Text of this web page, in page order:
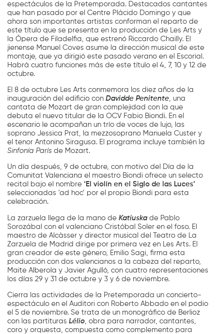
espectáculos de la Pretemporada. Destacados cantantes
que han pasado por el Centre Plácido Domingo y que
ahora son importantes artistas conforman el reparto de
este título que se presenta en la producción de Les Arts y
la Ópera de Filadelfia, que estrenó Riccardo Chailly. El
jienense Manuel Coves asume la dirección musical de este
montaje, que ya dirigió este pasado verano en el Escorial.
Habrá cuatro funciones más de este título el 4, 7, 10 y 12 de
octubre.
El 8 de octubre Les Arts conmemora los diez años de la
inauguración del edificio conDavidde Penitente, una
cantata de Mozart de gran complejidad con la que
debuta el nuevo titular de la OCV Fabio Biondi. En el
escenario le acompañan un trío de voces de lujo, las
soprano Jessica Prat, la mezzosoprano Manuela Custer y
el tenor Antonino Siragusa. El programa incluye también la
Sinfonía París de Mozart.
Un día después, 9 de octubre, con motivo del Día de la
Comunitat Valenciana el maestro Biondi ofrece un selecto
recital bajo el nombre ‘El violín en el Siglo de las Luces’
seleccionadas ‘ad hoc’ por el propio Biondi para esta
celebración.
La zarzuela llega de la mano deKatiuska de Pablo
Sorozábal con el valenciano Cristóbal Soler en el foso. El
maestro de Alcàsser y director musical del Teatro de La
Zarzuela de Madrid dirige por primera vez en Les Arts. El
gran creador de este género, Emilio Sagi, firma esta
producción con dos valencianos a la cabeza del reparto,
Maite Alberola y Javier Agulló, con cuatro representaciones
los días 29 y 31 de octubre y 3 y 6 de noviembre.
Cierra las actividades de la Pretemporada un concierto-
espectáculo en el Auditori con Roberto Abbado en el podio
el 5 de noviembre. Se trata de un monográfico de Berlioz
con las partiturasLélio , obra para narrador, cantantes,
coro y orquesta, compuesta como complemento para